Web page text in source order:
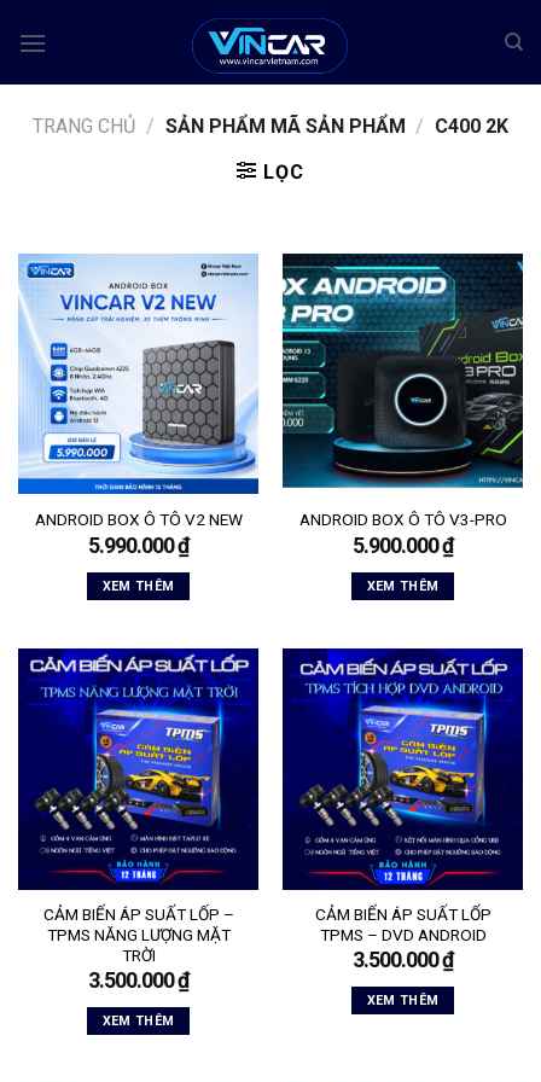
qua
TRANG CHỦ / SẢN PHẨM MÃ SẢN PHẨM / C400 2K
LỌC
ANDROID BOX Ô TÔ V2 NEW
5.990.000₫
XEM THÊM
ANDROID BOX Ô TÔ V3-PRO
5.900.000₫
XEM THÊM
CẢM BIẾN ÁP SUẤT LỐP –
TPMS NĂNG LƯỢNG MẶT
TRỜI
3.500.000₫
XEM THÊM
CẢM BIẾN ÁP SUẤT LỐP
TPMS – DVD ANDROID
3.500.000₫
XEM THÊM